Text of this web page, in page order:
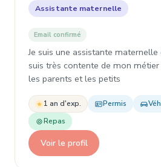
Assistante maternelle
Email confirmé
Je suis une assistante
suis très contente de mon
les parents et les petits
1 an d'exp. Permis
Repas
Voir le profil